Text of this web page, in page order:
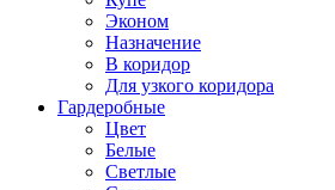
Эконом
Назначение
В коридор
Для узкого коридора
Гардеробные
Цвет
Белые
Светлые